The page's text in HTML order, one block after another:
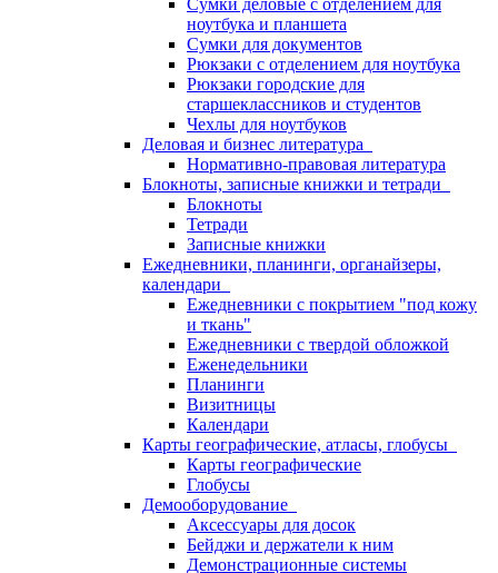
Сумки деловые с отделением для
ноутбука и планшета
Сумки для документов
Рюкзаки с отделением для ноутбука
Рюкзаки городские для
старшеклассников и студентов
Чехлы для ноутбуков
Деловая и бизнес литература
Нормативно-правовая литература
Блокноты, записные книжки и тетради
Блокноты
Тетради
Записные книжки
Ежедневники, планинги, органайзеры,
календари
Ежедневники с покрытием "под кожу
и ткань"
Ежедневники с твердой обложкой
Еженедельники
Планинги
Визитницы
Календари
Карты географические, атласы, глобусы
Карты географические
Глобусы
Демооборудование
Аксессуары для досок
Бейджи и держатели к ним
Демонстрационные системы